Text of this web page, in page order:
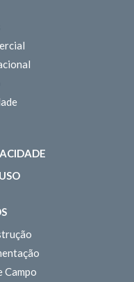
Campo